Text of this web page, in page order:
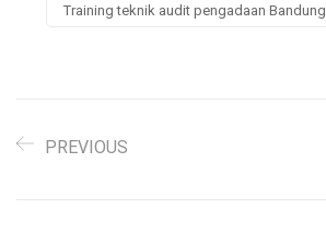
Training teknik audit pengadaan Bandung
PREVIOUS